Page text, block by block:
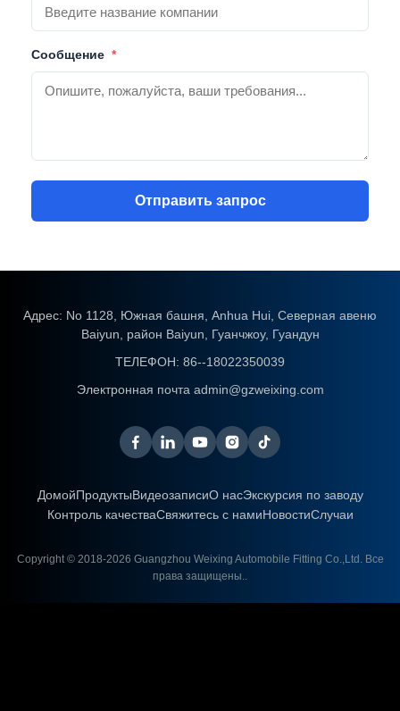
Сообщение *
Отправить запрос
Адрес: No 1128, Южная башня, Anhua Hui, Северная авеню
Baiyun, район Baiyun, Гуанчжоу, Гуандун
ТЕЛЕФОН: 86--18022350039
Электронная почта admin@gzweixing.com
ДомойПродуктыВидеозаписиО насЭкскурсия по заводу
Контроль качестваСвяжитесь с намиНовостиСлучаи
Copyright © 2018-2026 Guangzhou Weixing Automobile Fitting Co.,Ltd.Все
права защищены..